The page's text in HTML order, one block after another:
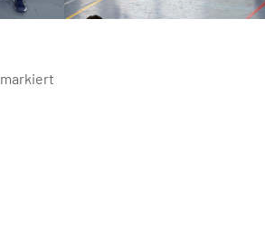
markiert